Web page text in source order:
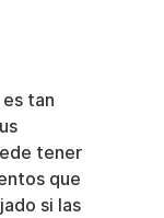
tan
tener
que
si las